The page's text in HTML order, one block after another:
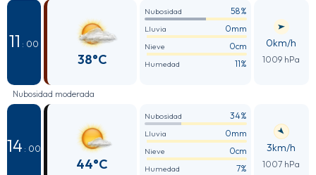
11 : 00
38°C
Nubosidad 58%
Lluvia 0mm
Nieve 0cm
Humedad 11%
0km/h
1009 hPa
Nubosidad moderada
14 : 00
44°C
Nubosidad 34%
Lluvia 0mm
Nieve 0cm
Humedad 7%
3km/h
1007 hPa